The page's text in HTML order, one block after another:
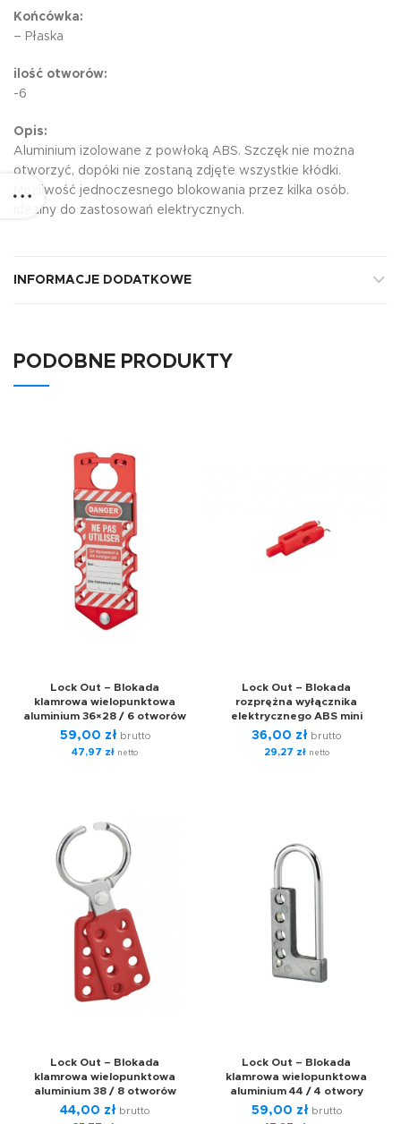
Końcówka:
– Płaska
ilość otworów:
-6
Opis:
Aluminium izolowane z powłoką ABS. Szczęk nie można
otworzyć, dopóki nie zostaną zdjęte wszystkie kłódki.
Możliwość jednoczesnego blokowania przez kilka osób.
Idealny do zastosowań elektrycznych.
INFORMACJE DODATKOWE
PODOBNE PRODUKTY
Lock Out – Blokada
klamrowa wielopunktowa
aluminium 36×28 / 6 otworów
59,00 zł brutto
47,97 zł netto
Lock Out – Blokada
rozprężna wyłącznika
elektrycznego ABS mini
36,00 zł brutto
29,27 złnetto
Lock Out – Blokada
klamrowa wielopunktowa
aluminium 38 / 8 otworów
44,00 zł brutto
Lock Out – Blokada
klamrowa wielopunktowa
aluminium 44 / 4 otwory
59,00 zł brutto